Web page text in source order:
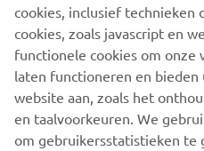
ONTDEK DE
cookies, inclusief technieken
cookies, zoals javascript en
functionele cookies om onze
laten functioneren en bieden
website aan, zoals het
en taalvoorkeuren. We
om gebruikersstatistieken te